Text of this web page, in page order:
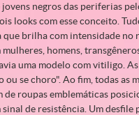
negros das periferias
looks com esse conceito.
brilha com intensidade no
homens,
uma modelo com vitiligo.
se choro". Ao fim, todas as
roupas emblemáticas
de resistência. Um desfile